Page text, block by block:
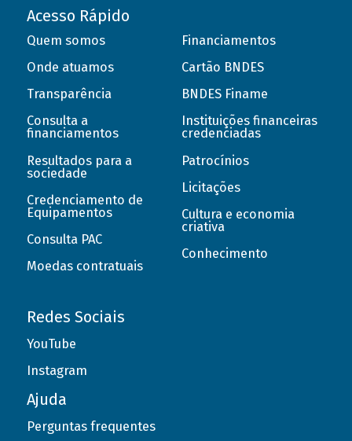
Acesso Rápido
Quem somos
Onde atuamos
Transparência
Consulta a
financiamentos
Resultados para a
sociedade
Credenciamento de
Equipamentos
Consulta PAC
Moedas contratuais
Financiamentos
Cartão BNDES
BNDES Finame
Instituições financeiras
credenciadas
Patrocínios
Licitações
Cultura e economia
criativa
Conhecimento
Redes Sociais
YouTube
Instagram
Ajuda
Perguntas frequentes